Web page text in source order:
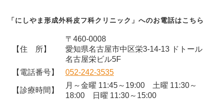
「にしやま形成外科皮フ科クリニック」へのお電話はこちら
【住 所】
〒460-0008
愛知県名古屋市中区栄3-14-13 ドトール
名古屋栄ビル5F
【電話番号】
052-242-3535
【診療時間】
月～金曜 11:45～19:00 土曜 11:30～
18:00 日曜 11:30～15:00